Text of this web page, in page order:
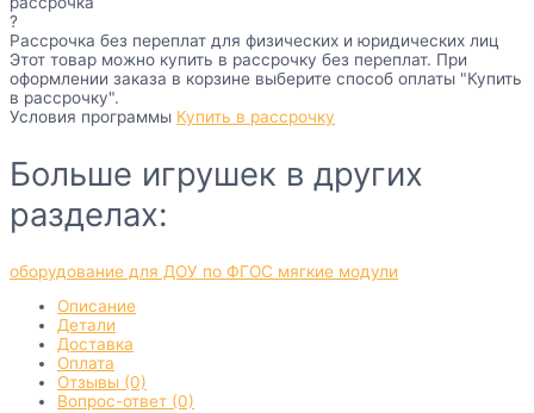
?
Рассрочка без переплат для физических и юридических лиц
Этот товар можно купить в рассрочку без переплат. При
оформлении заказа в корзине выберите способ оплаты "Купить
в рассрочку".
Условия программы Купить в рассрочку
Больше игрушек в других
разделах:
оборудование для ДОУ по ФГОС мягкие модули
Описание
Детали
Доставка
Оплата
Отзывы (0)
Вопрос-ответ (0)